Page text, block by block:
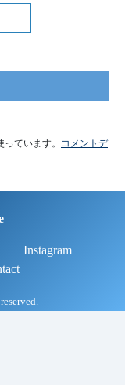
ています。 コメントデ
Instagram